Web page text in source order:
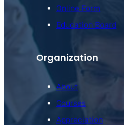
Online Form
Education Board
Organization
About
Courses
Appreciation